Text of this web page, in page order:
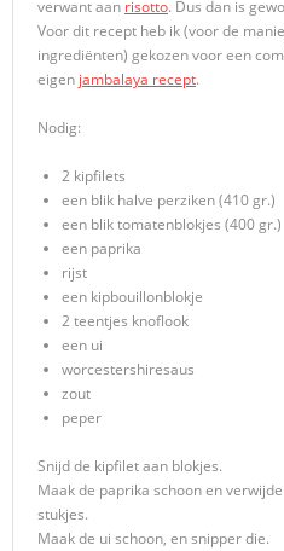
verwant aan risotto. Dus dan is
Voor dit recept heb ik (voor de
ingrediënten) gekozen voor een
eigen jambalaya recept.
Nodig:
2 kipfilets
een blik halve perziken (410 gr.)
een blik tomatenblokjes (400 gr.)
een paprika
rijst
een kipbouillonblokje
2 teentjes knoflook
een ui
worcestershiresaus
zout
peper
Snijd de kipfilet aan blokjes.
Maak de paprika schoon en
stukjes.
Maak de ui schoon, en snipper die.